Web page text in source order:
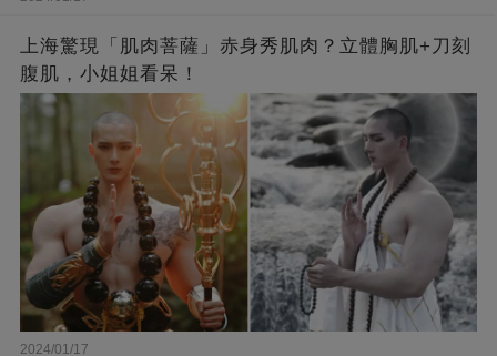
上海驚現「肌肉菩薩」赤身秀肌肉？立體胸肌+刀刻
腹肌，小姐姐看呆！
2024/01/17